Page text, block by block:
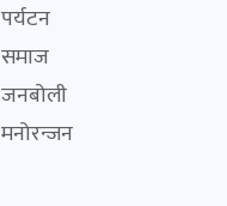
पर्यटन
समाज
जनबोली
मनोरन्जन